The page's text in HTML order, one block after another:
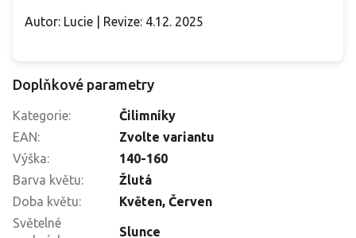
Autor: Lucie | Revize: 4.12. 2025
Doplňkové parametry
Kategorie:
Čilimníky
EAN:
Zvolte variantu
Výška:
140-160
Barva květu:
Žlutá
Doba květu: Květen, Červen
Světelné
Slunce